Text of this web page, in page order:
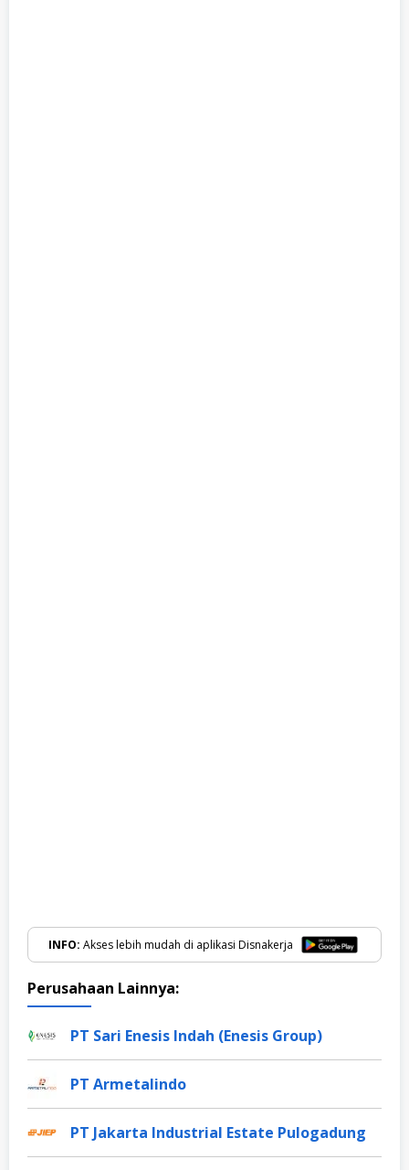
INFO: Akses lebih mudah di aplikasi Disnakerja
Perusahaan Lainnya:
PT Sari Enesis Indah (Enesis Group)
PT Armetalindo
PT Jakarta Industrial Estate Pulogadung